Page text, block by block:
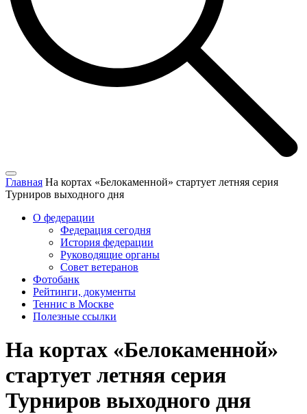
Главная На кортах «Белокаменной» стартует летняя серия
Турниров выходного дня
О федерации
Федерация сегодня
История федерации
Руководящие органы
Совет ветеранов
Фотобанк
Рейтинги, документы
Теннис в Москве
Полезные ссылки
На кортах «Белокаменной»
стартует летняя серия
Турниров выходного дня